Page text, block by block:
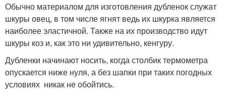
Обычно материалом для изготовления дубленок служат
шкуры овец, в том числе ягнят ведь их шкурка является
наиболее эластичной. Также на их производство идут
шкуры коз и, как это ни удивительно, кенгуру.
Дубленки начинают носить, когда столбик термометра
опускается ниже нуля, а без шапки при таких погодных
условиях никак не обойтись.